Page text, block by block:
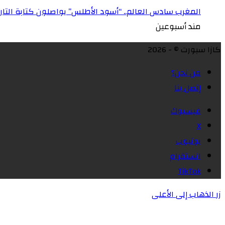
المغرب سادس العالم.. “أسود الأطلس” يواصلون كتابة
مند أسبوعين
كازا سبورت © - 2026
من نحن؟
إتصل بنا
فيسبوك
X
يوتيوب
انستقرام
‫TikTok
زر الذهاب إلى الأعلى